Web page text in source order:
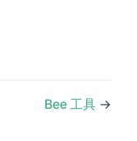
Bee 工具 →